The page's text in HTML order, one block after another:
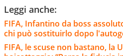
Leggi anche:
FIFA, Infantino da boss
chi può sostituirlo dopo
FIFA, le scuse non bastano, la